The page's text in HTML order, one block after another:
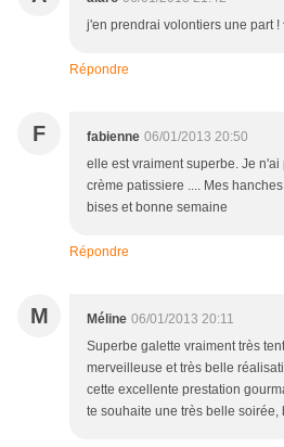
j'en prendrai volontiers une part !
Répondre
F fabienne 06/01/2013 20:50
elle est vraiment superbe. Je
crème patissiere .... Mes
bises et bonne semaine
Répondre
M Méline 06/01/2013 20:11
Superbe galette vraiment très
merveilleuse et très belle
cette excellente prestation
te souhaite une très belle soirée,